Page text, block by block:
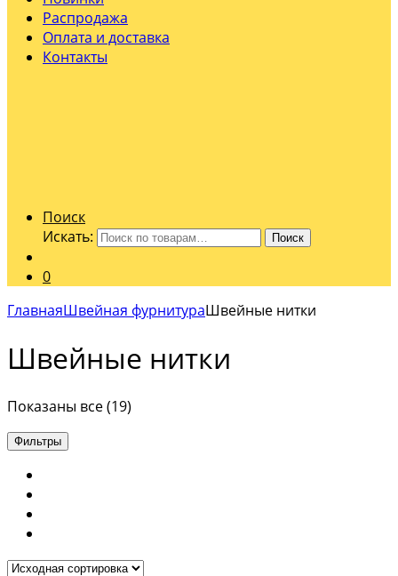
Распродажа
Оплата и доставка
Контакты
Поиск
Искать:
Поиск
0
ГлавнаяШвейная фурнитураШвейные нитки
Швейные нитки
Показаны все (19)
Фильтры